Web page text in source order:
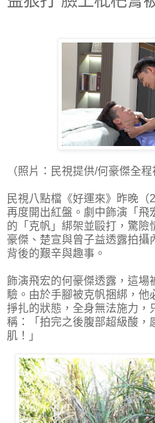
（照片：民視提供/何豪傑全
民視八點檔《好運來》昨晚
再度開出紅盤。劇中飾演「飛
的「克帆」綁架並毆打，驚
豪傑、楚宣與曾子益透露拍攝
背後的艱辛與趣事。
飾演飛宏的何豪傑透露，這場
驗。由於手腳被克帆捆綁，他
掙扎的狀態，全身無法施力，
稱：「拍完之後腹部超級酸，
肌！」